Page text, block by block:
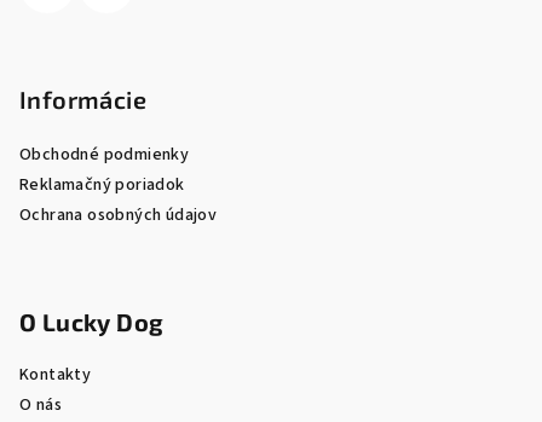
Informácie
Obchodné podmienky
Reklamačný poriadok
Ochrana osobných údajov
O Lucky Dog
Kontakty
O nás